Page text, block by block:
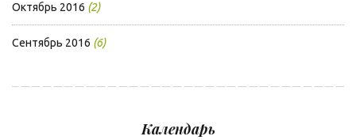
Октябрь 2016 (2)
Сентябрь 2016 (6)
Календарь